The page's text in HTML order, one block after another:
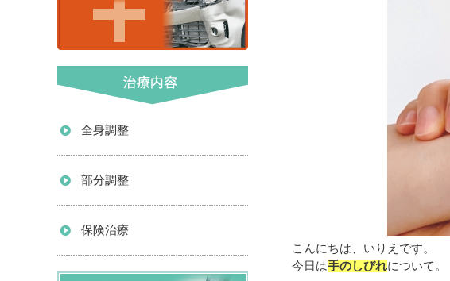
こんにちは、いりえです。
今日は手のしびれについて。
全身調整
部分調整
保険治療